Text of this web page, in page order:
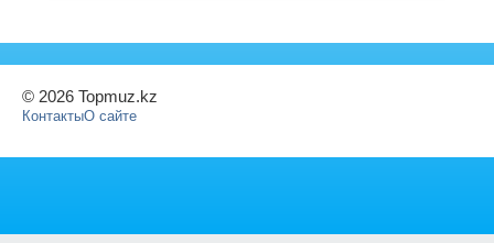
© 2026 Topmuz.kz
КонтактыО сайте